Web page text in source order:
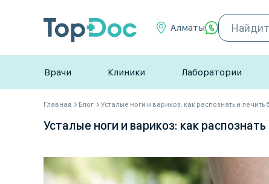
Алматы
Врачи Клиники Лаборатории
Главная Блог Усталые ноги и варикоз: как распознать и лечить
Усталые ноги и варикоз: как